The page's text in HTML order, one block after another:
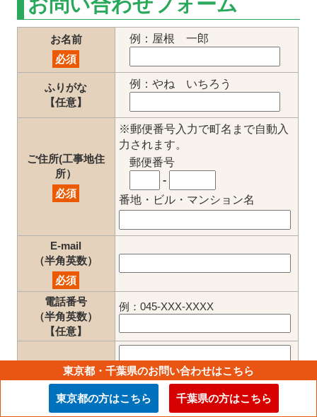
お名前
必須
例：屋根 一郎
ふりがな
【任意】
例：やね いちろう
ご住所(工事地住
所）
必須
※郵便番号入力で町名まで自動入
力されます。
郵便番号
-
番地・ビル・マンション名
E-mail
（半角英数）
必須
電話番号
（半角英数）
【任意】
例：045-XXX-XXXX
お問い合わせ
【任意】
東京都・千葉県のお問い合わせはこちら
東京都の方はこちら 千葉県の方はこちら